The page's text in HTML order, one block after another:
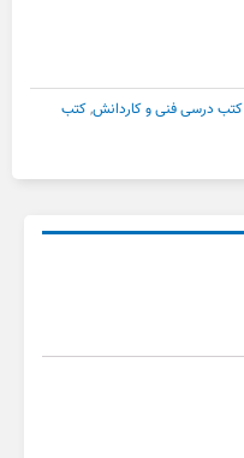
کتب درسی فنی و کاردانش,کتب